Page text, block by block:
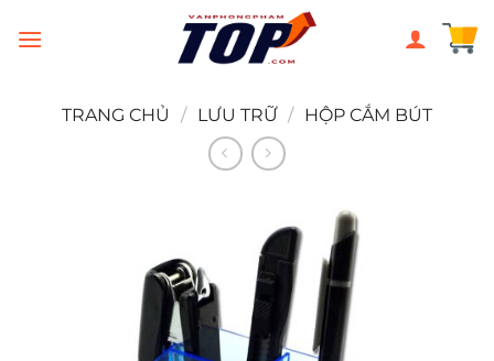
đến
TRANG CHỦ
/ LƯU TRỮ / HỘP CẮM BÚT